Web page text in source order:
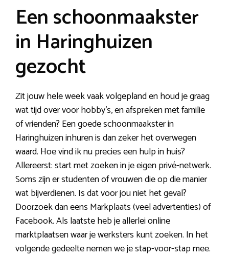
Een schoonmaakster
in Haringhuizen
gezocht
Zit jouw hele week vaak volgepland en houd je graag
wat tijd over voor hobby’s, en afspreken met familie
of vrienden? Een goede schoonmaakster in
Haringhuizen inhuren is dan zeker het overwegen
waard. Hoe vind ik nu precies een hulp in huis?
Allereerst: start met zoeken in je eigen privé-netwerk.
Soms zijn er studenten of vrouwen die op die manier
wat bijverdienen. Is dat voor jou niet het geval?
Doorzoek dan eens Markplaats (veel advertenties) of
Facebook. Als laatste heb je allerlei online
marktplaatsen waar je werksters kunt zoeken. In het
volgende gedeelte nemen we je stap-voor-stap mee.